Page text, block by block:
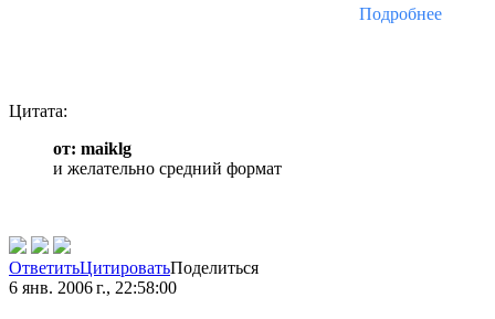
Подробнее
Цитата:
от: maiklg
и желательно средний формат
ОтветитьЦитироватьПоделиться
6 янв. 2006 г., 22:58:00